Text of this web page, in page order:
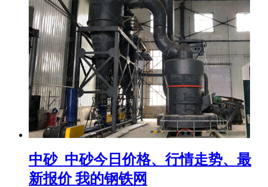
中砂_中砂今日价格、行情走势、最
新报价 我的钢铁网